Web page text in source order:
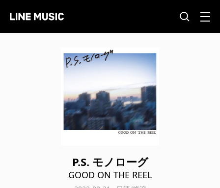
P.S. モノローグ
GOOD ON THE REEL